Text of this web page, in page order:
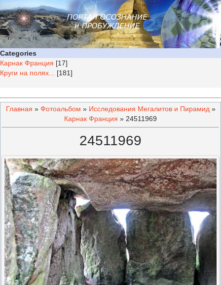
Categories
Карнак Франция [17]
Круги на полях... [181]
Главная » Фотоальбом » Исследования Мегалитов и Пирамид»
Карнак Франция » 24511969
24511969